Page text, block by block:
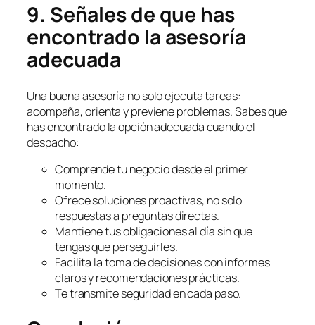
9. Señales de que has
encontrado la asesoría
adecuada
Una buena asesoría no solo ejecuta tareas:
acompaña, orienta y previene problemas. Sabes que
has encontrado la opción adecuada cuando el
despacho:
Comprende tu negocio desde el primer
momento.
Ofrece soluciones proactivas, no solo
respuestas a preguntas directas.
Mantiene tus obligaciones al día sin que
tengas que perseguirles.
Facilita la toma de decisiones con informes
claros y recomendaciones prácticas.
Te transmite seguridad en cada paso.